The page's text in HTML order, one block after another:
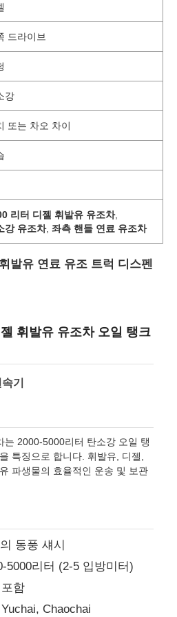
드라이브
강
또는 차오 차이
리터 디젤 휘발유 유조차,
강 유조차,좌측 핸들 연료 유조차
발유 연료 유조 트럭 디스펜
휘발유 유조차 오일 탱크
기
는 2000-5000리터 탄소강 오일 탱
특징으로 합니다. 휘발유, 디젤,
파생물의 효율적인 운송 및 보관
동풍 섀시
5000리터 (2-5 입방미터)
함
Chaochai